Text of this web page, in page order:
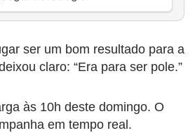
ser um bom resultado para a
claro: “Era para ser pole.”
às 10h deste domingo. O
em tempo real.